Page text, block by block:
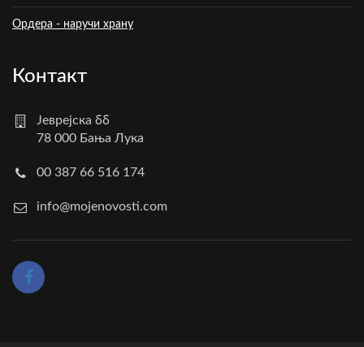
Ордера - наручи храну
Контакт
Јеврејска бб
78 000 Бања Лука
00 387 66 516 174
info@mojenovosti.com